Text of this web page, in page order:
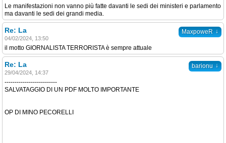
Le manifestazioni non vanno più fatte davanti le sedi dei ministeri e parlamento
ma davanti le sedi dei grandi media.
MaxpoweR ↓
Re: La
04/02/2024, 13:50
il motto GIORNALISTA TERRORISTA è sempre attuale
barionu ↓
Re: La
29/04/2024, 14:37
--------------------------
SALVATAGGIO DI UN PDF MOLTO IMPORTANTE
OP DI MINO PECORELLI